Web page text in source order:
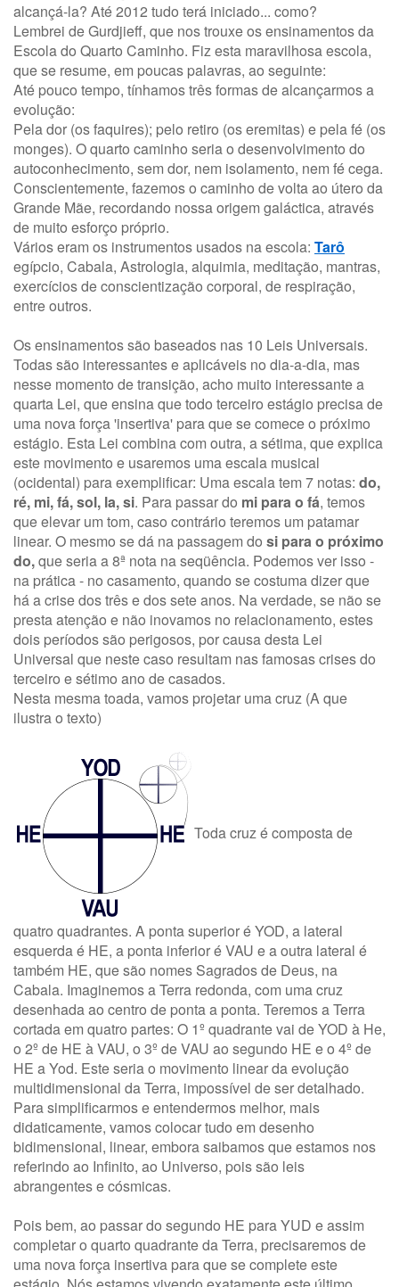
alcançá-la? Até 2012 tudo terá iniciado... como?
Lembrei de Gurdjieff, que nos trouxe os ensinamentos da
Escola do Quarto Caminho. Fiz esta maravilhosa escola,
que se resume, em poucas palavras, ao seguinte:
Até pouco tempo, tínhamos três formas de alcançarmos a
evolução:
Pela dor (os faquires); pelo retiro (os eremitas) e pela fé (os
monges). O quarto caminho seria o desenvolvimento do
autoconhecimento, sem dor, nem isolamento, nem fé cega.
Conscientemente, fazemos o caminho de volta ao útero da
Grande Mãe, recordando nossa origem galáctica, através
de muito esforço próprio.
Vários eram os instrumentos usados na escola: Tarô
egípcio, Cabala, Astrologia, alquimia, meditação, mantras,
exercícios de conscientização corporal, de respiração,
entre outros.
Os ensinamentos são baseados nas 10 Leis Universais.
Todas são interessantes e aplicáveis no dia-a-dia, mas
nesse momento de transição, acho muito interessante a
quarta Lei, que ensina que todo terceiro estágio precisa de
uma nova força 'insertiva' para que se comece o próximo
estágio. Esta Lei combina com outra, a sétima, que explica
este movimento e usaremos uma escala musical
(ocidental) para exemplificar: Uma escala tem 7 notas: do,
ré, mi, fá, sol, la, si. Para passar do mi para o fá, temos
que elevar um tom, caso contrário teremos um patamar
linear. O mesmo se dá na passagem do si para o próximo
do,que seria a 8ª nota na seqüência. Podemos ver isso -
na prática - no casamento, quando se costuma dizer que
há a crise dos três e dos sete anos. Na verdade, se não se
presta atenção e não inovamos no relacionamento, estes
dois períodos são perigosos, por causa desta Lei
Universal que neste caso resultam nas famosas crises do
terceiro e sétimo ano de casados.
Nesta mesma toada, vamos projetar uma cruz (A que
ilustra o texto)
Toda cruz é composta de
quatro quadrantes. A ponta superior é YOD, a lateral
esquerda é HE, a ponta inferior é VAU e a outra lateral é
também HE, que são nomes Sagrados de Deus, na
Cabala. Imaginemos a Terra redonda, com uma cruz
desenhada ao centro de ponta a ponta. Teremos a Terra
cortada em quatro partes: O 1º quadrante vai de YOD à He,
o 2º de HE à VAU, o 3º de VAU ao segundo HE e o 4º de
HE a Yod. Este seria o movimento linear da evolução
multidimensional da Terra, impossível de ser detalhado.
Para simplificarmos e entendermos melhor, mais
didaticamente, vamos colocar tudo em desenho
bidimensional, linear, embora saibamos que estamos nos
referindo ao Infinito, ao Universo, pois são leis
abrangentes e cósmicas.
Pois bem, ao passar do segundo HE para YUD e assim
completar o quarto quadrante da Terra, precisaremos de
uma nova força insertiva para que se complete este